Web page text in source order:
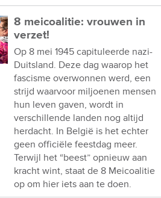
8 meicoalitie: vrouwen in
verzet!
Op 8 mei 1945 capituleerde nazi-
Duitsland. Deze dag waarop het
fascisme overwonnen werd, een
strijd waarvoor miljoenen mensen
hun leven gaven, wordt in
verschillende landen nog altijd
herdacht. In België is het echter
geen officiële feestdag meer.
Terwijl het “beest” opnieuw aan
kracht wint, staat de 8 Meicoalitie
op om hier iets aan te doen.